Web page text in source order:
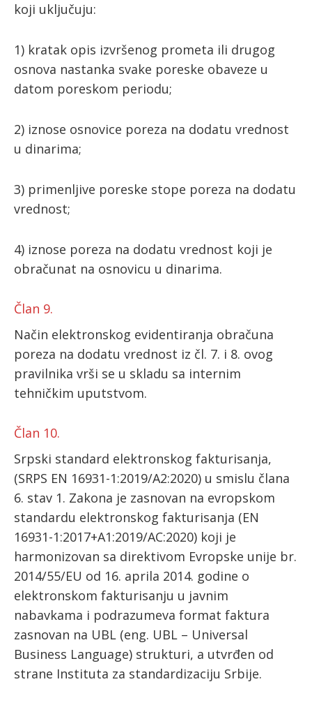
koji uključuju:
1) kratak opis izvršenog prometa ili drugog
osnova nastanka svake poreske obaveze u
datom poreskom periodu;
2) iznose osnovice poreza na dodatu vrednost
u dinarima;
3) primenljive poreske stope poreza na dodatu
vrednost;
4) iznose poreza na dodatu vrednost koji je
obračunat na osnovicu u dinarima.
Član 9.
Način elektronskog evidentiranja obračuna
poreza na dodatu vrednost iz čl. 7. i 8. ovog
pravilnika vrši se u skladu sa internim
tehničkim uputstvom.
Član 10.
Srpski standard elektronskog fakturisanja,
(SRPS EN 16931-1:2019/A2:2020) u smislu člana
6. stav 1. Zakona je zasnovan na evropskom
standardu elektronskog fakturisanja (EN
16931-1:2017+A1:2019/AC:2020) koji je
harmonizovan sa direktivom Evropske unije br.
2014/55/EU od 16. aprila 2014. godine o
elektronskom fakturisanju u javnim
nabavkama i podrazumeva format faktura
zasnovan na UBL (eng. UBL – Universal
Business Language) strukturi, a utvrđen od
strane Instituta za standardizaciju Srbije.